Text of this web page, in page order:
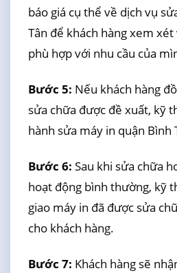
báo giá cụ thể về dịch vụ
Tân để khách hàng xem
phù hợp với nhu cầu của
Bước 5: Nếu khách hàng
sửa chữa được đề xuất, kỹ
hành sửa máy in quận Bình
Bước 6: Sau khi sửa chữa
hoạt động bình thường, kỹ
giao máy in đã được sửa
cho khách hàng.
Bước 7: Khách hàng sẽ